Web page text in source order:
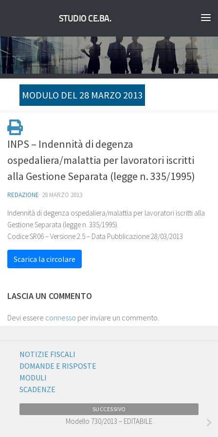
STUDIO CE.BA.
MODULO DEL 28 MARZO 2013
INPS – Indennità di degenza
ospedaliera/malattia per lavoratori iscritti
alla Gestione Separata (legge n. 335/1995)
REDAZIONE· 28 MARZO 2013
Indennità di degenza ospedaliera/malattia per lavoratori iscritti alla
Gestione Separata (legge n. 335/1995).
Codice:SR06 – Versione:2.5 – Data Pubblicazione:28/03/2013
Scarica la circolare
LASCIA UN COMMENTO
Devi essere connesso per inviare un commento.
NOTIZIE FISCALI
DOMANDE E RISPOSTE
MODULI
SCADENZE
SUCCESSIVO
Modello 730/2013 – EDITABILE